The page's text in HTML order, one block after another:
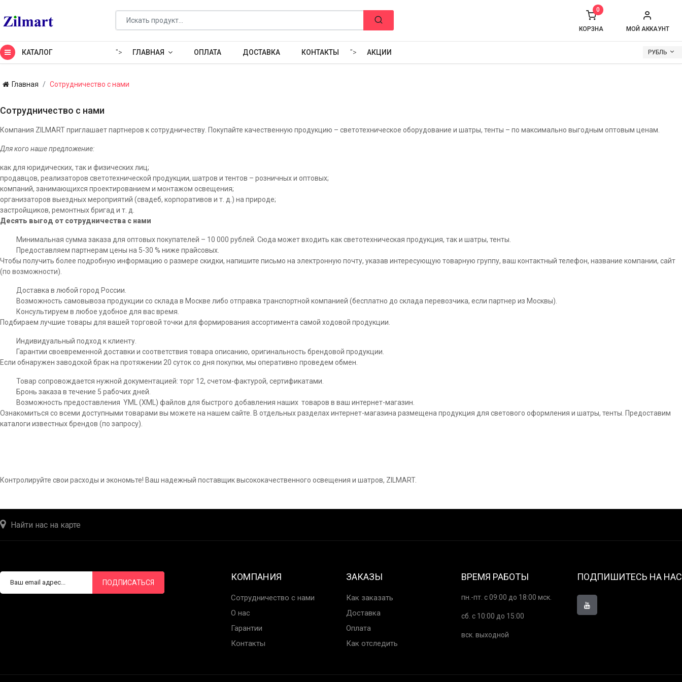
МОЙ АККАУНТ
КОРЗНА
0
КАТАЛОГ "> ГЛАВНАЯ ОПЛАТА ДОСТАВКА КОНТАКТЫ "> АКЦИИ РУБЛЬ
Главная Сотрудничество с нами
Сотрудничество с нами
Компания ZILMART приглашает партнеров к сотрудничеству. Покупайте качественную продукцию – светотехническое оборудование и шатры, тенты – по максимально выгодным оптовым ценам.
Для кого наше предложение:
как для юридических, так и физических лиц;
продавцов, реализаторов светотехнической продукции, шатров и тентов – розничных и оптовых;
компаний, занимающихся проектированием и монтажом освещения;
организаторов выездных мероприятий (свадеб, корпоративов и т. д.) на природе;
застройщиков, ремонтных бригад и т. д.
Десять выгод от сотрудничества с нами
Минимальная сумма заказа для оптовых покупателей – 10 000 рублей. Сюда может входить как светотехническая продукция, так и шатры, тенты.
Предоставляем партнерам цены на 5-30 % ниже прайсовых.
Чтобы получить более подробную информацию о размере скидки, напишите письмо на электронную почту, указав интересующую товарную группу, ваш контактный телефон, название компании, сайт
(по возможности).
Доставка в любой город России.
Возможность самовывоза продукции со склада в Москве либо отправка транспортной компанией (бесплатно до склада перевозчика, если партнер из Москвы).
Консультируем в любое удобное для вас время.
Подбираем лучшие товары для вашей торговой точки для формирования ассортимента самой ходовой продукции.
Индивидуальный подход к клиенту.
Гарантии своевременной доставки и соответствия товара описанию, оригинальность брендовой продукции.
Если обнаружен заводской брак на протяжении 20 суток со дня покупки, мы оперативно проведем обмен.
Товар сопровождается нужной документацией: торг 12, счетом-фактурой, сертификатами.
Бронь заказа в течение 5 рабочих дней.
Возможность предоставления YML (XML) файлов для быстрого добавления наших товаров в ваш интернет-магазин.
Ознакомиться со всеми доступными товарами вы можете на нашем сайте. В отдельных разделах интернет-магазина размещена продукция для светового оформления и шатры, тенты. Предоставим
каталоги известных брендов (по запросу).
Контролируйте свои расходы и экономьте! Ваш надежный поставщик высококачественного освещения и шатров, ZILMART.
Найти нас на карте
ПОДПИСАТЬСЯ
КОМПАНИЯ
Сотрудничество с нами
О нас
Гарантии
Контакты
ЗАКАЗЫ
Как заказать
Доставка
Оплата
Как отследить
ВРЕМЯ РАБОТЫ
пн.-пт. с 09:00 до 18:00 мск.
сб. с 10:00 до 15:00
вск. выходной
ПОДПИШИТЕСЬ НА НАС